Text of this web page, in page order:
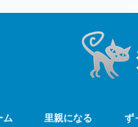
ム 里親になる ず